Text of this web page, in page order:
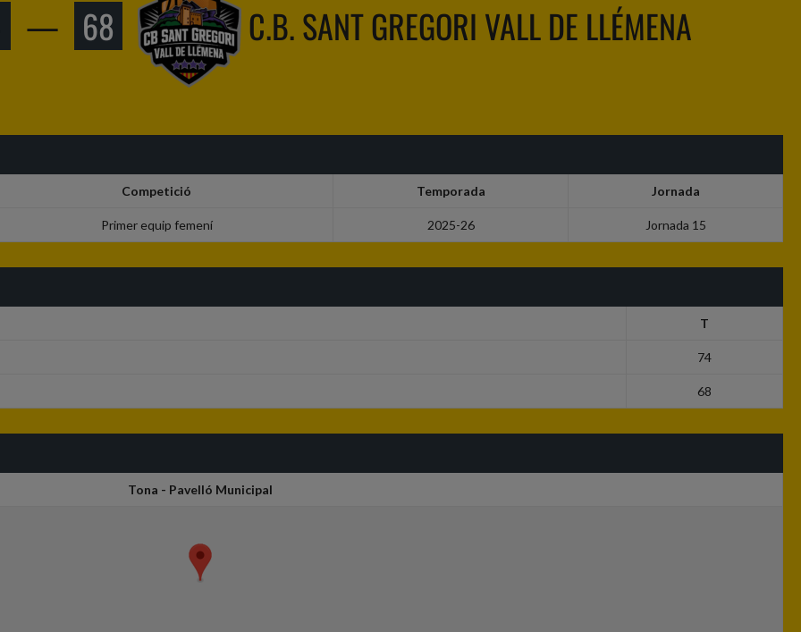
— 68 C.B. SANT GREGORI VALL DE LLÉMENA
Competició Temporada Jornada
Primer equip femení 2025-26 Jornada 15
T
74
68
Tona - Pavelló Municipal